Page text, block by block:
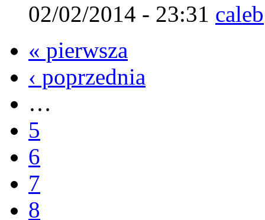
02/02/2014 - 23:31 caleb
« pierwsza
‹ poprzednia
…
5
6
7
8